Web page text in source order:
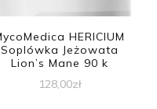
HERICIUM
Soplówka Jeżowata
Lion’s Mane 90 k
128,00zł